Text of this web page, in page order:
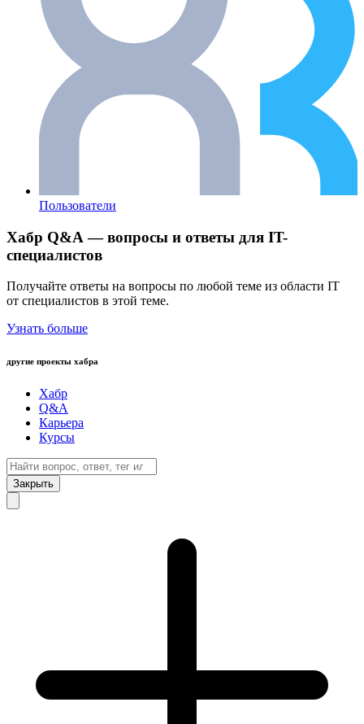
Пользователи
Хабр Q&A — вопросы и ответы для IT-
специалистов
Получайте ответы на вопросы по любой теме из области IT
от специалистов в этой теме.
Узнать больше
другие проекты хабра
Хабр
Q&A
Карьера
Курсы
Закрыть